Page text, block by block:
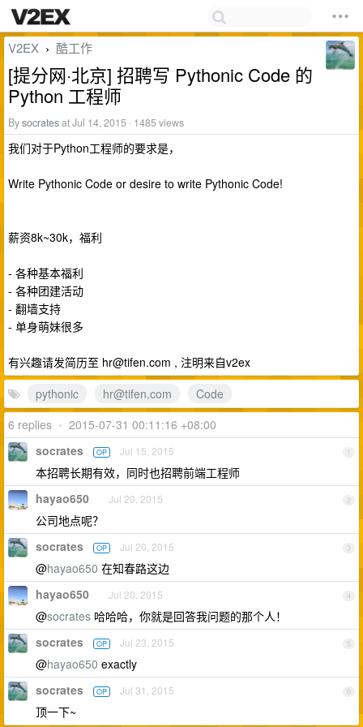
V2EX › 酷工作
[提分网·北京] 招聘写 Pythonic Code 的
Python 工程师
Bysocratesat Jul 14, 2015 · 1485 views
我们对于Python工程师的要求是，
Write Pythonic Code or desire to write Pythonic Code!
薪资8k~30k，福利
- 各种基本福利
- 各种团建活动
- 翻墙支持
- 单身萌妹很多
有兴趣请发简历至 hr@tifen.com , 注明来自v2ex
pythonic
hr@tifen.com
Code
6 replies • 2015-07-31 00:11:16 +08:00
1
socrates OP Jul 15, 2015
本招聘长期有效，同时也招聘前端工程师
2
hayao650 Jul 20, 2015
公司地点呢？
3
socrates OP Jul 20, 2015
@hayao650 在知春路这边
4
hayao650 Jul 20, 2015
@socrates 哈哈哈，你就是回答我问题的那个人！
5
socrates OP Jul 23, 2015
@hayao650 exactly
6
socrates OP Jul 31, 2015
顶一下~